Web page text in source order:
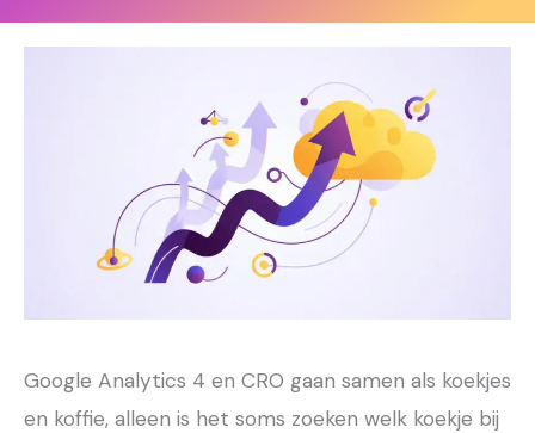
Google Analytics 4 en CRO gaan samen als koekjes
en koffie, alleen is het soms zoeken welk koekje bij